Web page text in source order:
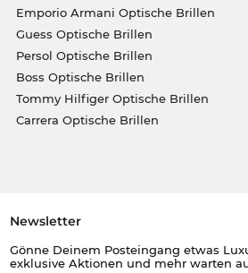
Emporio Armani Optische Brillen
Guess Optische Brillen
Persol Optische Brillen
Boss Optische Brillen
Tommy Hilfiger Optische Brillen
Carrera Optische Brillen
Newsletter
Gönne Deinem Posteingang etwas
exklusive Aktionen und mehr warten